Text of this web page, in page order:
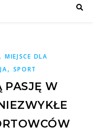
, MIEJSCE DLA
, SPORT
PASJĘ W